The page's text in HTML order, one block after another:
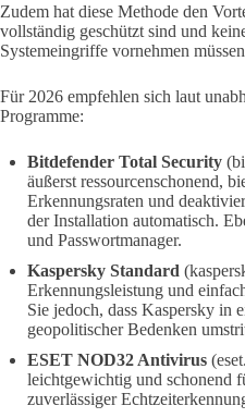
Zudem hat diese Methode den
vollständig geschützt sind und
Systemeingriffe vornehmen
Für 2026 empfehlen sich laut
Programme:
Bitdefender Total Security
äußerst ressourcenschonend,
Erkennungsraten und
der Installation automatisch.
und Passwortmanager.
Kaspersky Standard
Erkennungsleistung und
Sie jedoch, dass Kaspersky in
geopolitischer Bedenken
ESET NOD32 Antivirus
leichtgewichtig und schonend
zuverlässiger